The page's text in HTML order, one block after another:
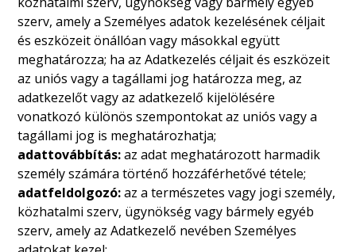
szerv, amely a Személyes adatok kezelésének céljait
és eszközeit önállóan vagy másokkal együtt
meghatározza; ha az Adatkezelés céljait és eszközeit
az uniós vagy a tagállami jog határozza meg, az
adatkezelőt vagy az adatkezelő kijelölésére
vonatkozó különös szempontokat az uniós vagy a
tagállami jog is meghatározhatja;
adattovábbítás:az adat meghatározott harmadik
személy számára történő hozzáférhetővé tétele;
adatfeldolgozó:az a természetes vagy jogi személy,
közhatalmi szerv, ügynökség vagy bármely egyéb
szerv, amely az Adatkezelő nevében Személyes